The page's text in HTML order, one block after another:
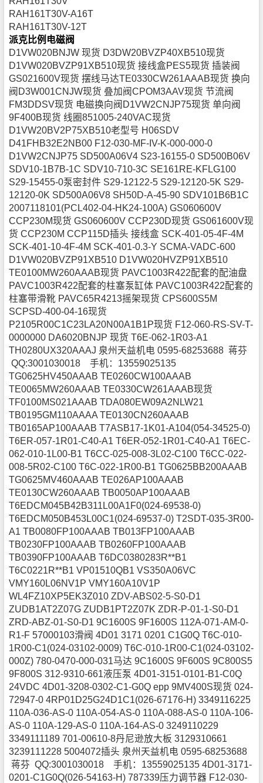
RAH161T30V-A16T
RAH161T30V-12T
派克比例电磁阀
D1VW020BNJW 现货 D3DW20BVZP40XB510现货
D1VW020BVZP91XB510现货 接线盒PES5现货 插装阀
GS021600V现货 摆线马达TE0330CW261AAAB现货 换向
阀D3W001CNJW现货 叠加阀CPOM3AAV现货 节流阀
FM3DDSV现货 电磁换向阀D1VW2CNJP75现货 单向阀
9F400B现货 线圈851005-240VAC现货
D1VW20BV2P75XB510老型号 H06SDV
D41FHB32E2NB00 F12-030-MF-IV-K-000-000-0
D1VW2CNJP75 SD500A06V4 S23-16155-0 SD500B06V
SDV10-1B7B-1C SDV10-710-3C SE161RE-KFLG100
S29-15455-0泵密封件 S29-12122-5 S29-12120-5K S29-
12120-0K SD500A06V8 SH50D-A-45-90 SDV101B6B1C
2007118101(PCL402-04-HK24-100A) GS060600V
CCP230M现货 GS060600V CCP230D现货 GS061600V现
货 CCP230M CCP115D插头 接线盒 SCK-401-05-4F-4M
SCK-401-10-4F-4M SCK-401-0.3-Y SCMA-VADC-600
D1VW020BVZP91XB510 D1VW020HVZP91XB510
TE0100MW260AAAB现货 PAVC1003R422配套的配油盘
PAVC1003R422配套的柱塞泵缸体 PAVC1003R422配套的
柱塞带滑靴 PAVC65R4213摇架现货 CPS600S5M
SCPSD-400-04-16现货
P2105R00C1C23LA20N00A1B1P现货 F12-060-RS-SV-T-
0000000 DA6020BNJP 现货 T6E-062-1R03-A1
TH0280UX320AAAJ 泉州天益机电 0595-68253688 蒋芬
QQ:3001030018 手机：13559025135
TG0625HV450AAAB TE0260CW100AAAB
TE0065MW260AAAB TE0330CW261AAAB现货
TF0100MS021AAAB TDA080EW09A2NLW21
TB0195GM110AAAA TE0130CN260AAAB
TB0165AP100AAAB T7ASB17-1K01-A104(054-34525-0)
T6ER-057-1R01-C40-A1 T6ER-052-1R01-C40-A1 T6EC-
062-010-1L00-B1 T6CC-025-008-3L02-C100 T6CC-022-
008-5R02-C100 T6C-022-1R00-B1 TG0625BB200AAAB
TG0625MV460AAAB TE026AP100AAAB
TE0130CW260AAAB TB0050AP100AAAB
T6EDCM045B42B311L00A1F0(024-69538-0)
T6EDCM050B453L00C1(024-69537-0) T2SDT-035-3R00-
A1 TB0080FP100AAAB TB013FP100AAAB
TB0230FP100AAAB TB0260FP100AAAB
TB0390FP100AAAB T6DC0380283R**B1
T6C0221R**B1 VP01510QB1 VS350A06VC
VMY160L06NV1P VMY160A10V1P
WL4FZ10XP5EK3Z010 ZDV-ABS02-5-S0-D1
ZUDB1AT2Z07G ZUDB1PT2Z07K ZDR-P-01-1-S0-D1
ZRD-ABZ-01-S0-D1 9C1600S 9F1600S 112A-071-AM-0-
R1-F 57000103滑阀 4D01 3171 0201 C1G0Q T6C-010-
1R00-C1(024-03102-0009) T6C-010-1R00-C1(024-03102-
000Z) 780-0470-000-031马达 9C1600S 9F600S 9C800S5
9F800S 312-9310-661液压泵 4D01-3151-0101-B1-C0Q
24VDC 4D01-3208-0302-C1-G0Q epp 9MV400S现货 024-
72947-0 4RP01D25G24D1C1(026-67176-H) 3349116225
110A-036-AS-0 110A-054-AS-0 110A-088-AS-0 110A-106-
AS-0 110A-129-AS-0 110A-164-AS-0 3249110229
3349111189 701-00610-8丹尼逊放大板 3129310661
3239111228 5004072插头 泉州天益机电 0595-68253688
蒋芬 QQ:3001030018 手机：13559025135 4D01-3171-
0201-C1G0Q(026-54163-H) 787339压力调节器 F12-030-